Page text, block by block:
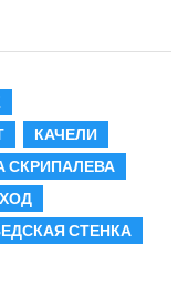
КАЧЕЛИ
СКРИПАЛЕВА
СТЕНКА